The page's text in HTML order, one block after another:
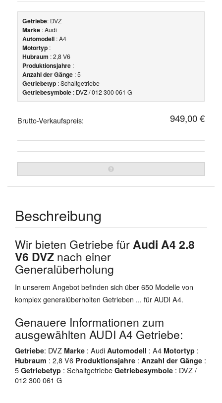
Getriebe: DVZ
Marke : Audi
Automodell : A4
Motortyp :
Hubraum : 2,8 V6
Produktionsjahre :
Anzahl der Gänge : 5
Getriebetyp : Schaltgetriebe
Getriebesymbole : DVZ / 012 300 061 G
Brutto-Verkaufspreis: 949,00 €
Beschreibung
Wir bieten Getriebe fürAudi A4 2.8
V6 DVZ nach einer
Generalüberholung
In unserem Angebot befinden sich über 650 Modelle von
komplex generalüberholten Getrieben ... für AUDI A4.
Genauere Informationen zum
ausgewählten AUDI A4 Getriebe:
Getriebe: DVZ Marke : Audi Automodell : A4 Motortyp :
Hubraum : 2,8 V6 Produktionsjahre : Anzahl der Gänge :
5 Getriebetyp : Schaltgetriebe Getriebesymbole : DVZ /
012 300 061 G